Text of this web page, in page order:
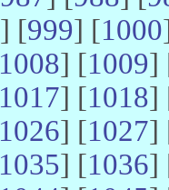
] [999] [1000
1008] [1009]
1017] [1018]
1026] [1027]
1035] [1036]